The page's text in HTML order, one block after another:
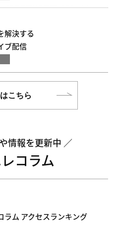
解決する
ブ配信
こちら
情報を更新中
コラム
ラム アクセスランキング